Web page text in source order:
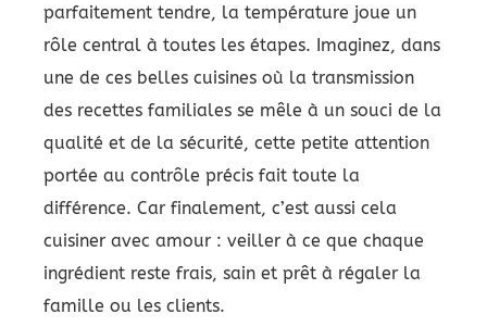
parfaitement tendre, la température joue un
rôle central à toutes les étapes. Imaginez, dans
une de ces belles cuisines où la transmission
des recettes familiales se mêle à un souci de la
qualité et de la sécurité, cette petite attention
portée au contrôle précis fait toute la
différence. Car finalement, c’est aussi cela
cuisiner avec amour : veiller à ce que chaque
ingrédient reste frais, sain et prêt à régaler la
famille ou les clients.